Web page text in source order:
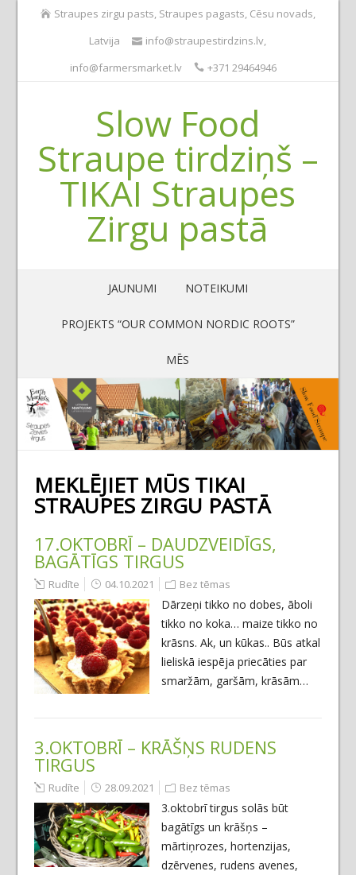
Straupes zirgu pasts, Straupes pagasts, Cēsu novads,
Latvija
info@straupestirdzins.lv,
info@farmersmarket.lv
+371 29464946
Slow Food
Straupe tirdziņš –
TIKAI Straupes
Zirgu pastā
JAUNUMI NOTEIKUMI
PROJEKTS “OUR COMMON NORDIC ROOTS”
MĒS
MEKLĒJIET MŪS TIKAI
STRAUPES ZIRGU PASTĀ
17.OKTOBRĪ – DAUDZVEIDĪGS,
BAGĀTĪGS TIRGUS
Rudīte 04.10.2021 Bez tēmas
Dārzeņi tikko no dobes, āboli
tikko no koka… maize tikko no
krāsns. Ak, un kūkas.. Būs atkal
lieliskā iespēja priecāties par
smaržām, garšām, krāsām…
3.OKTOBRĪ – KRĀŠŅS RUDENS
TIRGUS
Rudīte 28.09.2021 Bez tēmas
3.oktobrī tirgus solās būt
bagātīgs un krāšņs –
mārtiņrozes, hortenzijas,
dzērvenes, rudens avenes,